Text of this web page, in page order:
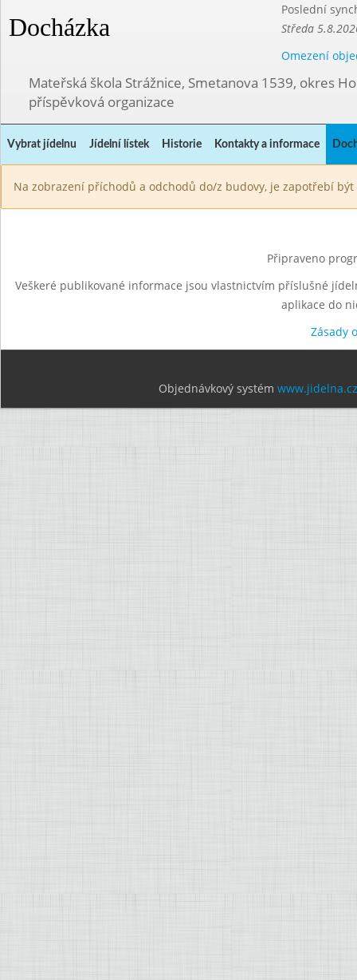
Docházka
Poslední
Středa
Omezení
Mateřská škola Strážnice, Smetanova 1539, okres
příspěvková organizace
Vybrat jídelnu Jídelní lístek Historie Kontakty a informace
Na zobrazení příchodů a odchodů do/z budovy, je zapotřebí
Připraveno
Veškeré publikované informace jsou vlastnictvím příslušné
aplikace do
Zásady
Objednávkový systém www.jidelna.cz